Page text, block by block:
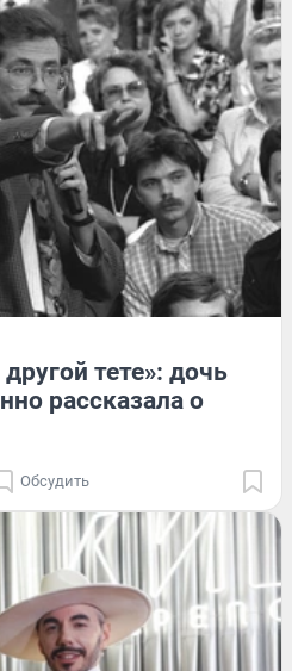
тете»: дочь
рассказала о
Обсудить